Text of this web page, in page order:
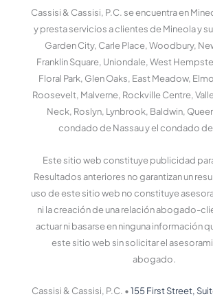
e
b
o
o
k
-
f
e
d
i
n
-
e
n
t
u
b
e
d
p
r
e
s
s
Cassisi & Cassisi, P.C. se encuentra en
y presta servicios a clientes de Mineola y
Garden City, Carle Place, Woodbury,
Franklin Square, Uniondale, West
Floral Park, Glen Oaks, East Meadow,
Roosevelt, Malverne, Rockville Centre,
Neck, Roslyn, Lynbrook, Baldwin,
condado de Nassau y el condado
Este sitio web constituye publicidad
Resultados anteriores no garantizan un
uso de este sitio web no constituye
ni la creación de una relación abogado-
actuar ni basarse en ninguna información
este sitio web sin solicitar el
abogado.
Cassisi & Cassisi, P.C. •155 First Street,